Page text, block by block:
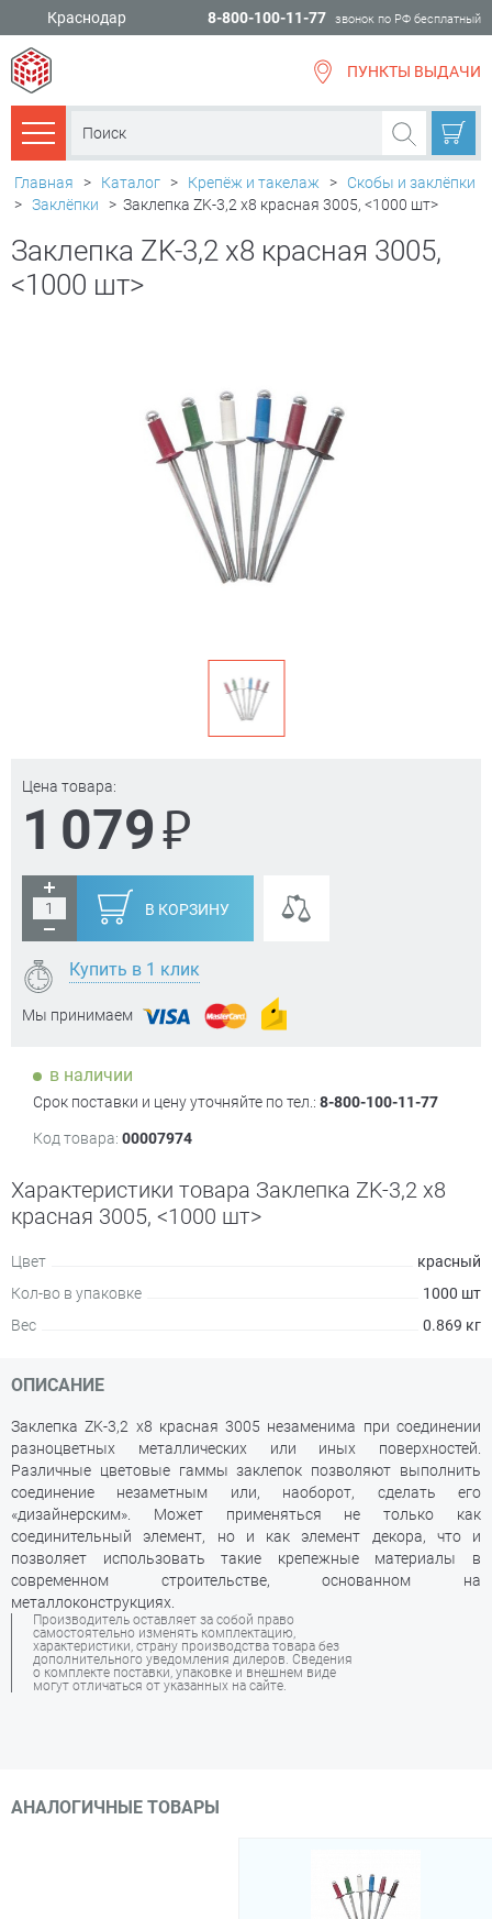
Краснодар 8-800-100-11-77 звонок по РФ бесплатный
ПУНКТЫ ВЫДАЧИ
Каталог товаров
Главная > Каталог > Крепёж и такелаж >
Скобы и заклёпки
> Заклёпки > Заклепка ZK-3,2 х8 красная 3005, <1000 шт>
Заклепка ZK-3,2 х8 красная 3005,
<1000 шт>
Цена товара:
1 079₽
В КОРЗИНУ
Купить в 1 клик
Мы принимаем
в наличии
Срок поставки и цену уточняйте по тел.: 8-800-100-11-77
Код товара: 00007974
Характеристики товара Заклепка ZK-3,2 х8
красная 3005, <1000 шт>
Цвет
красный
Кол-во в упаковке
1000 шт
Вес
0.869 кг
ОПИСАНИЕ
Заклепка ZK-3,2 х8 красная 3005 незаменима при соединении
разноцветных металлических или иных поверхностей.
Различные цветовые гаммы заклепок позволяют выполнить
соединение незаметным или, наоборот, сделать его
«дизайнерским». Может применяться не только как
соединительный элемент, но и как элемент декора, что и
позволяет использовать такие крепежные материалы в
современном строительстве, основанном на
металлоконструкциях.
Производитель оставляет за собой право
самостоятельно изменять комплектацию,
характеристики, страну производства товара без
дополнительного уведомления дилеров. Сведения
о комплекте поставки, упаковке и внешнем виде
могут отличаться от указанных на сайте.
АНАЛОГИЧНЫЕ ТОВАРЫ